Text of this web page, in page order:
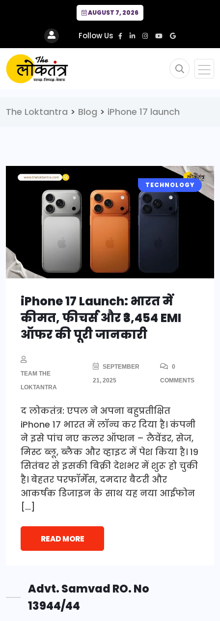
AUGUST 7, 2026
Follow Us
The Loktantra > Blog > iPhone 17 launch
TECHNOLOGY
iPhone 17 Launch: भारत में
कीमत, फीचर्स और ₹3,454 EMI
ऑफर की पूरी जानकारी
TEAM THE
LOKTANTRA
SEPTEMBER
21, 2025
0
COMMENTS
द लोकतंत्र: एपल ने अपना बहुप्रतीक्षित
iPhone 17 भारत में लॉन्च कर दिया है। कंपनी
ने इसे पांच नए कलर ऑप्शन – लैवेंडर, सेज,
मिस्ट ब्लू, ब्लैक और व्हाइट में पेश किया है। 19
सितंबर से इसकी बिक्री देशभर में शुरू हो चुकी
है। बेहतर परफॉर्मेंस, दमदार बैटरी और
आकर्षक डिजाइन के साथ यह नया आईफोन
[…]
READ MORE
Advt. Samvad RO. No
13944/44